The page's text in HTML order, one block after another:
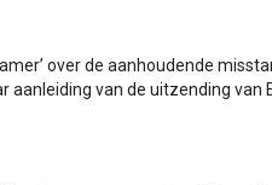
over de aanhoudende
van de uitzending van